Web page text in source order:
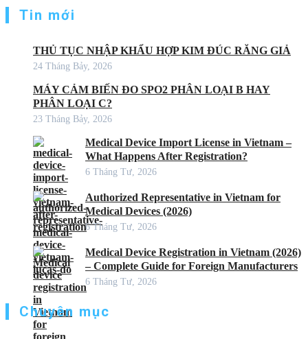
Tin mới
THỦ TỤC NHẬP KHẨU HỢP KIM ĐÚC RĂNG GIẢ
24 Tháng Bảy, 2026
MÁY CẢM BIẾN ĐO SPO2 PHÂN LOẠI B HAY
PHÂN LOẠI C?
23 Tháng Bảy, 2026
Medical Device Import License in Vietnam –
What Happens After Registration?
6 Tháng Tư, 2026
Authorized Representative in Vietnam for
Medical Devices (2026)
6 Tháng Tư, 2026
Medical Device Registration in Vietnam (2026)
– Complete Guide for Foreign Manufacturers
6 Tháng Tư, 2026
Chuyên mục